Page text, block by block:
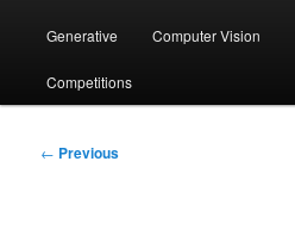
Generative Computer Vision
Competitions
Post
← Previous